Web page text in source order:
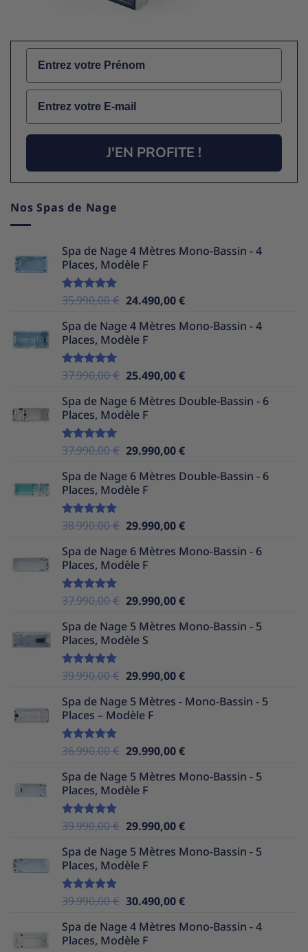
Name
Email
J'EN PROFITE !
Nos Spas de Nage
Spa de Nage 4 Mètres Mono-Bassin - 4
Places, Modèle F
Note5.00
35.990,00€ Le
initial
était :
24.490,00€Le
actuel
Spa de Nage 4 Mètres Mono-Bassin - 4
Places, Modèle F
Note5.00
37.990,00€ Le
initial
était :
25.490,00€Le
actuel
Spa de Nage 6 Mètres Double-Bassin - 6
Places, Modèle F
Note5.00
37.990,00€ Le
initial
était :
29.990,00€Le
actuel
Spa de Nage 6 Mètres Double-Bassin - 6
Places, Modèle F
Note5.00
38.990,00€ Le
initial
était :
29.990,00€Le
actuel
Spa de Nage 6 Mètres Mono-Bassin - 6
Places, Modèle F
Note5.00
37.990,00€ Le
initial
était :
29.990,00€Le
actuel
Spa de Nage 5 Mètres Mono-Bassin - 5
Places, Modèle S
Note5.00
39.990,00€ Le
initial
était :
29.990,00€Le
actuel
Spa de Nage 5 Mètres - Mono-Bassin - 5
Places – Modèle F
Note5.00
36.990,00€ Le
initial
était :
29.990,00€Le
actuel
Spa de Nage 5 Mètres Mono-Bassin - 5
Places, Modèle F
Note5.00
39.990,00€ Le
initial
était :
29.990,00€Le
actuel
Spa de Nage 5 Mètres Mono-Bassin - 5
Places, Modèle F
Note5.00
39.990,00€ Le
initial
était :
30.490,00€Le
actuel
Spa de Nage 4 Mètres Mono-Bassin - 4
Places, Modèle F